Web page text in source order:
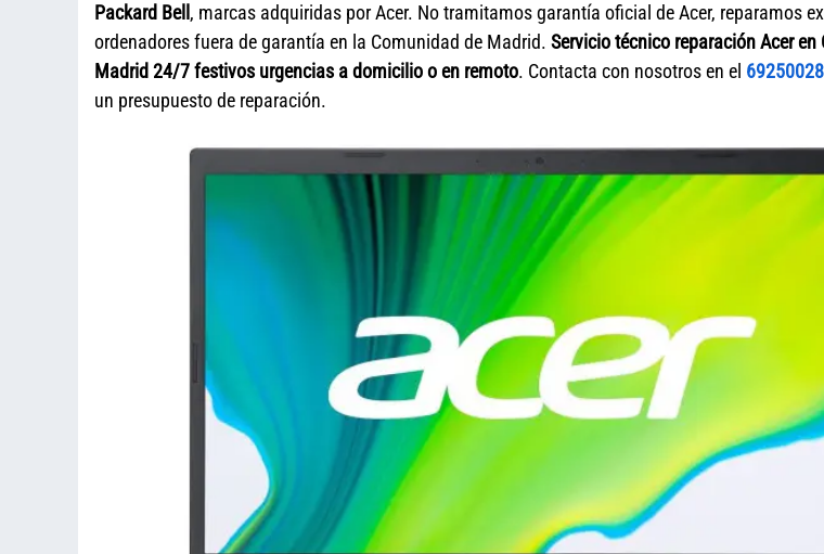
Packard Bell , marcas adquiridas por Acer. No tramitamos garantía oficial de Acer, reparamos
ordenadores fuera de garantía en la Comunidad de Madrid. Servicio técnico reparación Acer en
Madrid 24/7 festivos urgencias a domicilio o en remoto. Contacta con nosotros en el
un presupuesto de reparación.